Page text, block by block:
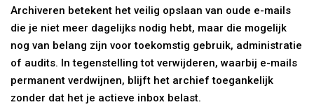
Archiveren betekent het veilig opslaan van oude e-mails
die je niet meer dagelijks nodig hebt, maar die mogelijk
nog van belang zijn voor toekomstig gebruik, administratie
of audits. In tegenstelling tot verwijderen, waarbij e-mails
permanent verdwijnen, blijft het archief toegankelijk
zonder dat het je actieve inbox belast.